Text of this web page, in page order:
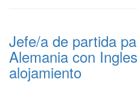
Jefe/a de partida
Alemania con
alojamiento